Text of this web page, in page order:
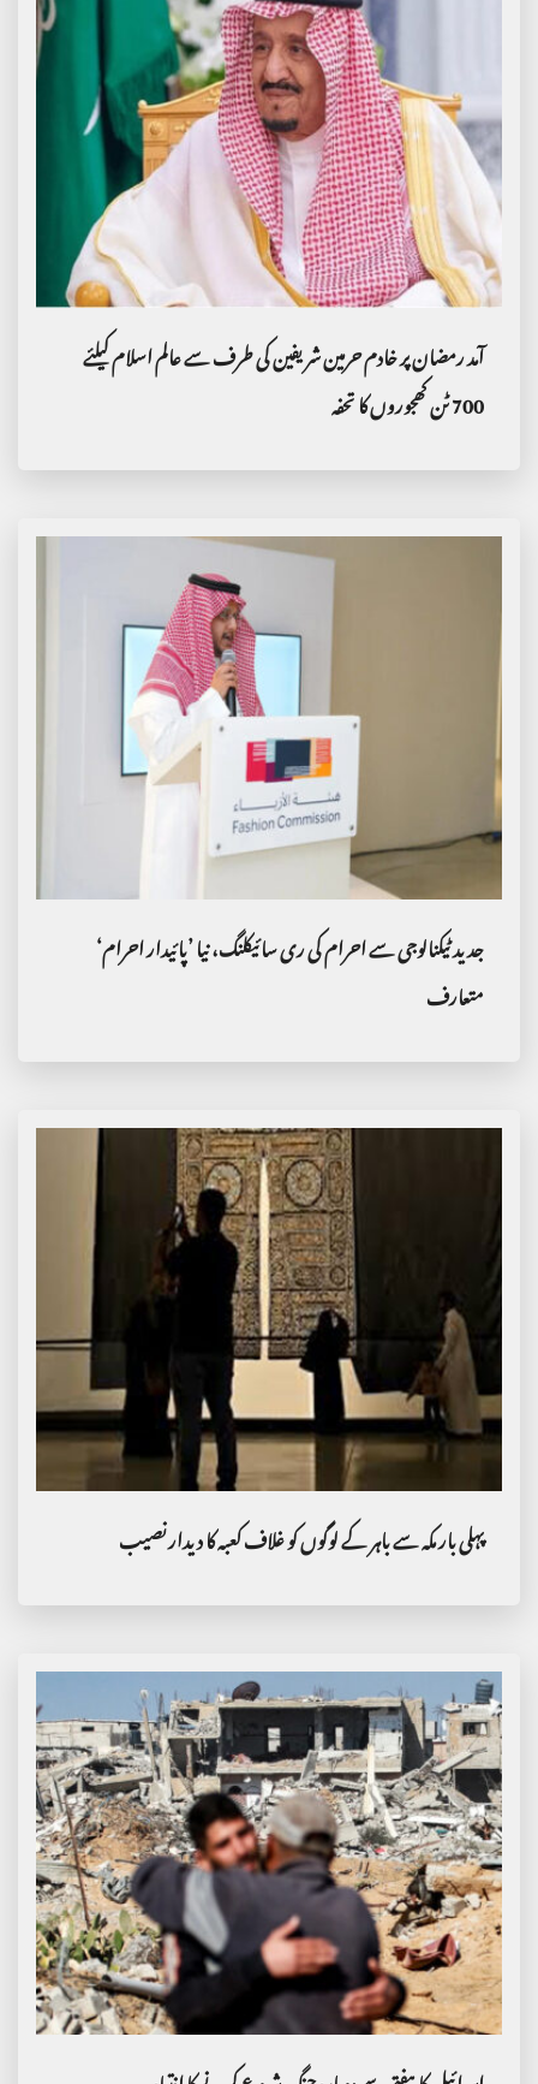
آمد رمضان پر خادم حرمین شریفین کی طرف سے عالم اسلام کیلئے
700 ٹن کھجوروں کا تحفہ
جدید ٹیکنالوجی سے احرام کی ری سائیکلنگ، نیا ’پائیدار احرام‘
متعارف
پہلی بار مکہ سے باہر کے لوگوں کو غلاف کعبہ کا دیدار نصیب